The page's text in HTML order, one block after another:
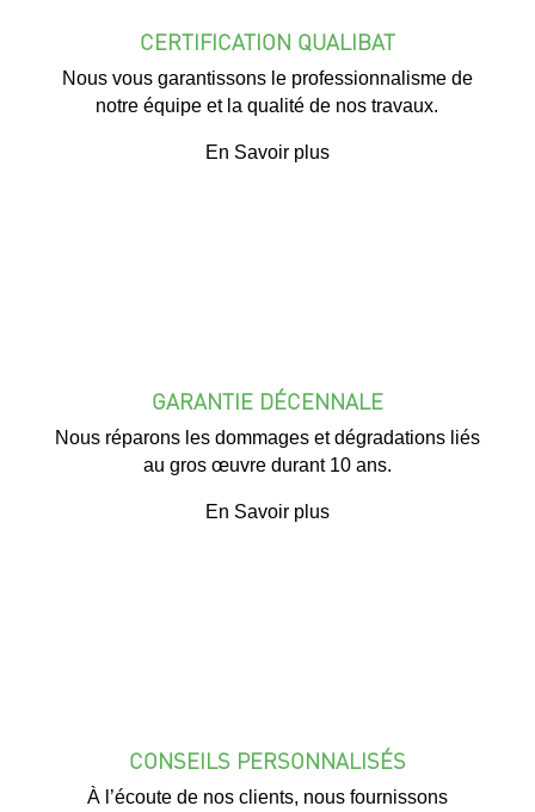
CERTIFICATION QUALIBAT
Nous vous garantissons le professionnalisme de
notre équipe et la qualité de nos travaux.
En Savoir plus
GARANTIE DÉCENNALE
Nous réparons les dommages et dégradations liés
au gros œuvre durant 10 ans.
En Savoir plus
CONSEILS PERSONNALISÉS
À l’écoute de nos clients, nous fournissons